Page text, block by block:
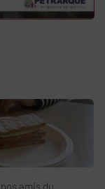
amis du